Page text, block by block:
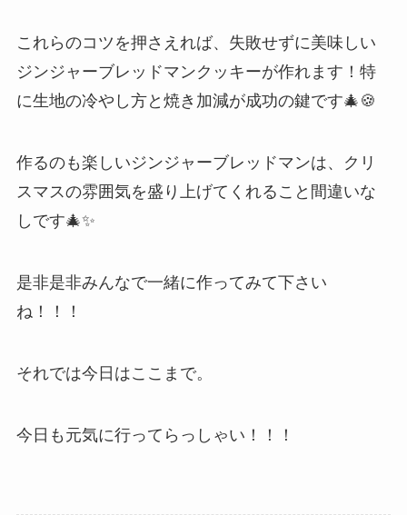
これらのコツを押さえれば、失敗せずに美味しい
ジンジャーブレッドマンクッキーが作れます！特
に生地の冷やし方と焼き加減が成功の鍵です🎄🍪
作るのも楽しいジンジャーブレッドマンは、クリ
スマスの雰囲気を盛り上げてくれること間違いな
しです🎄✨
是非是非みんなで一緒に作ってみて下さい
ね！！！
それでは今日はここまで。
今日も元気に行ってらっしゃい！！！